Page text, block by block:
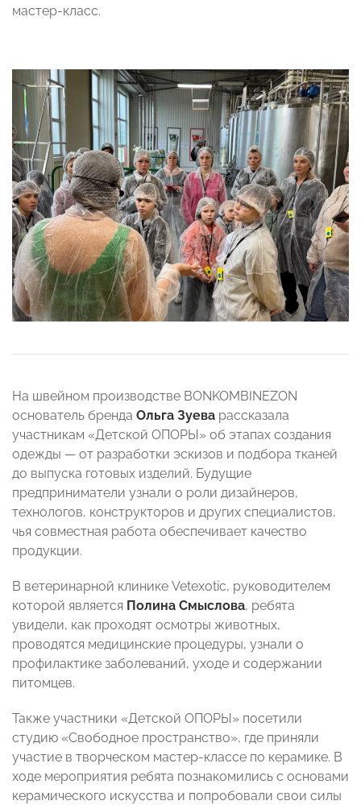
мастер-класс.
На швейном производстве BONKOMBINEZON
основатель бренда Ольга Зуева рассказала
участникам «Детской ОПОРЫ» об этапах создания
одежды — от разработки эскизов и подбора тканей
до выпуска готовых изделий. Будущие
предприниматели узнали о роли дизайнеров,
технологов, конструкторов и других специалистов,
чья совместная работа обеспечивает качество
продукции.
В ветеринарной клинике Vetexotic, руководителем
которой является Полина Смыслова, ребята
увидели, как проходят осмотры животных,
проводятся медицинские процедуры, узнали о
профилактике заболеваний, уходе и содержании
питомцев.
Также участники «Детской ОПОРЫ» посетили
студию «Свободное пространство», где приняли
участие в творческом мастер-классе по керамике. В
ходе мероприятия ребята познакомились с основами
керамического искусства и попробовали свои силы